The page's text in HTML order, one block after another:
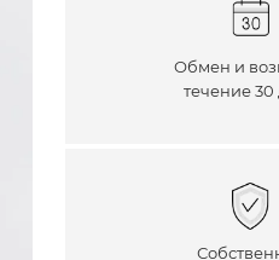
Обмен и
течение 30